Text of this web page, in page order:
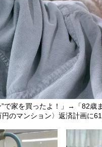
”で家を買ったよ！」→「82
のマンション〉返済計画に